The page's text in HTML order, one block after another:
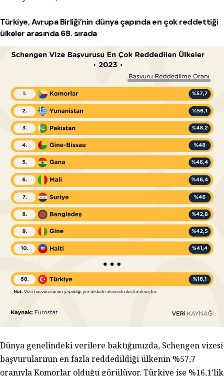
Türkiye, Avrupa Birliği’nin dünya çapında en çok reddettiği
ülkeler arasında 68. sırada
Dünya genelindeki verilere baktığımızda, Schengen vizesi
başvurularının en fazla reddedildiği ülkenin %57,7
oranıyla Komorlar olduğu görülüyor. Türkiye ise %16,1’lik